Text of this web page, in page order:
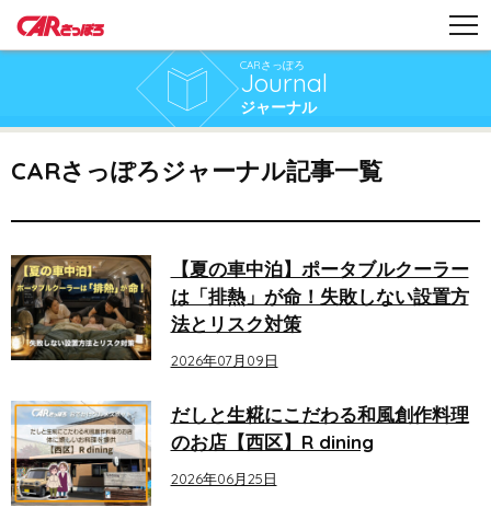
CARさっぽろ
Journal
ジャーナル
CARさっぽろジャーナル記事一覧
【夏の車中泊】ポータブルクーラー
は「排熱」が命！失敗しない設置方
法とリスク対策
2026年07月09日
だしと生糀にこだわる和風創作料理
のお店【西区】R dining
2026年06月25日